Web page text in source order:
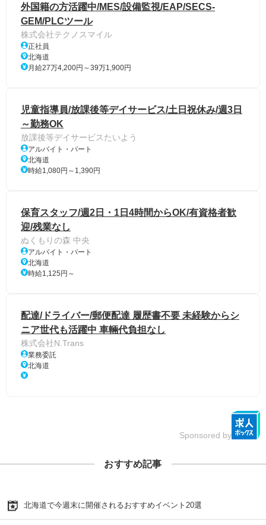
外国籍の方活躍中/MES/設備監視/EAP/SECS-
GEM/PLCツール
株式会社テクノスマイル
正社員
北海道
月給27万4,200円～39万1,900円
児童指導員/放課後等デイサービス/土日祝休み/週3日
～勤務OK
放課後等デイサービスたいよう
アルバイト・パート
北海道
時給1,080円～1,390円
保育スタッフ/週2日・1日4時間からOK/有資格者歓
迎/残業なし
ぬくもりの森 中央
アルバイト・パート
北海道
時給1,125円～
配達/ドライバー/郵便配達 履歴書不要 未経験からシ
ニア世代も活躍中 車輛代負担なし
株式会社N.Trans
業務委託
北海道
Sponsored by
おすすめ記事
北海道で今週末に開催されるおすすめイベント20選